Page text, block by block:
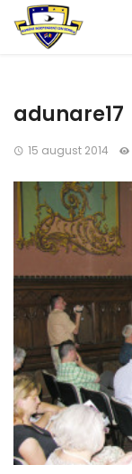
adunare17
15 august 2014